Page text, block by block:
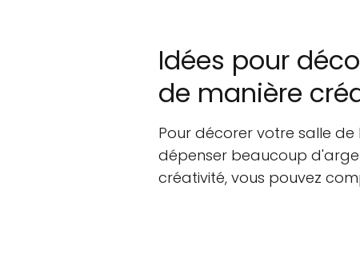
Idées pour
de manière
Pour décorer votre salle
dépenser beaucoup
créativité, vous pouvez